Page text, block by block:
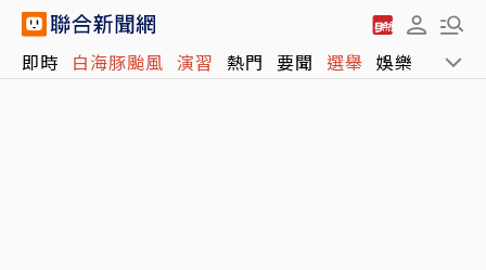
即時 白海豚颱風 演習 熱門 要聞 選舉 娛樂 運動